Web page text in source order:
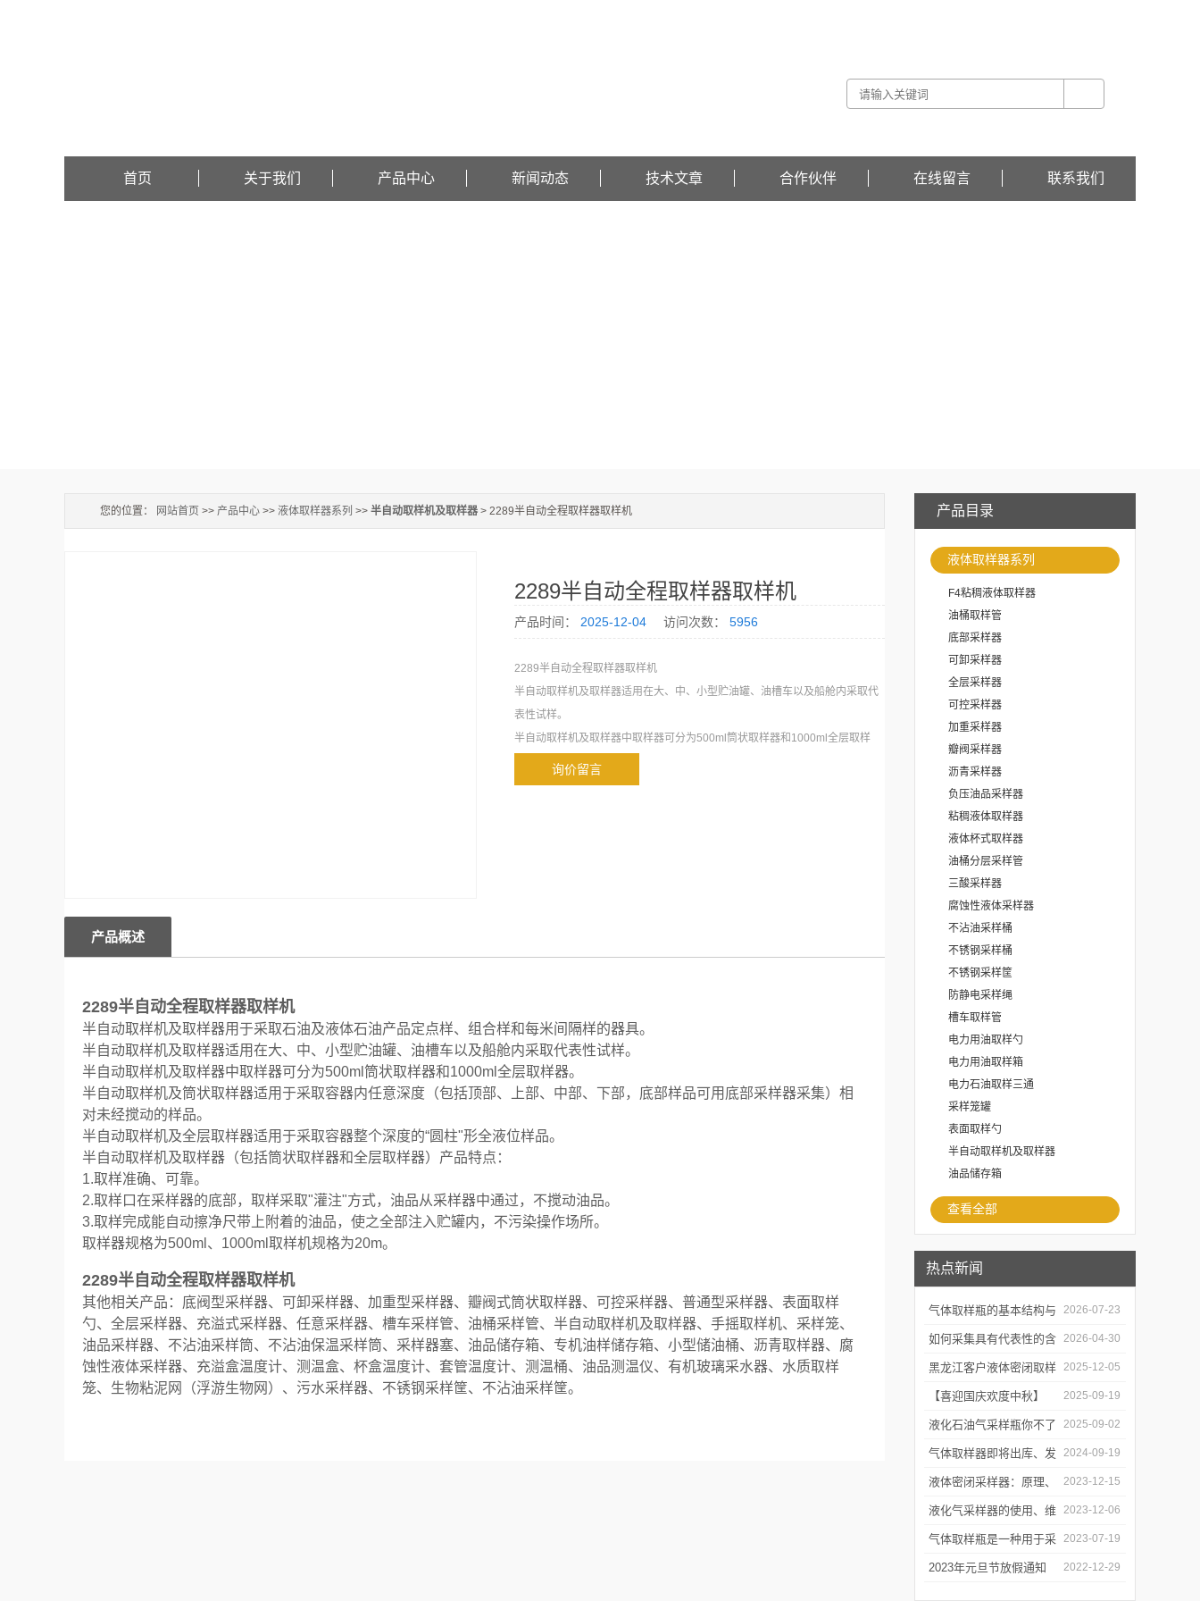
首页 关于我们 产品中心 新闻动态 技术文章 合作伙伴 在线留言 联系我们
产品目录
液体取样器系列
F4粘稠液体取样器
油桶取样管
底部采样器
可卸采样器
全层采样器
可控采样器
加重采样器
瓣阀采样器
沥青采样器
负压油品采样器
粘稠液体取样器
液体杯式取样器
油桶分层采样管
三酸采样器
腐蚀性液体采样器
不沾油采样桶
不锈钢采样桶
不锈钢采样筐
防静电采样绳
槽车取样管
电力用油取样勺
电力用油取样箱
电力石油取样三通
采样笼罐
表面取样勺
半自动取样机及取样器
油品储存箱
查看全部
热点新闻
气体取样瓶的基本结构与
工作逻辑是什么？
2026-07-23
如何采集具有代表性的含
油水样？——石油类采水
器原理与使用
2026-04-30
黑龙江客户液体密闭取样
器项目顺利交付
2025-12-05
【喜迎国庆欢度中秋】
2025年国庆中秋放假通知
2025-09-19
液化石油气采样瓶你不了
解的知识！
2025-09-02
气体取样器即将出库、发
货！
2024-09-19
液体密闭采样器：原理、
应用和优势
2023-12-15
液化气采样器的使用、维
护与优化
2023-12-06
气体取样瓶是一种用于采
集、贮存和分析气体样品
2023-07-19
2023年元旦节放假通知 2022-12-29
您的位置： 网站首页 >> 产品中心 >> 液体取样器系列 >> 半自动取样机及取样器 > 2289半自动全程取样器取样机
2289半自动全程取样器取样机
产品时间： 2025-12-04 访问次数： 5956
2289半自动全程取样器取样机
半自动取样机及取样器适用在大、中、小型贮油罐、油槽车以及船舱内采取代
表性试样。
半自动取样机及取样器中取样器可分为500ml筒状取样器和1000ml全层取样
半自动取样机及筒状取样器适用于采取容器内任意深度（包括顶部、上部、中
询价留言
产品概述
2289半自动全程取样器取样机
半自动取样机及取样器用于采取石油及液体石油产品定点样、组合样和每米间隔样的器具。
半自动取样机及取样器适用在大、中、小型贮油罐、油槽车以及船舱内采取代表性试样。
半自动取样机及取样器中取样器可分为500ml筒状取样器和1000ml全层取样器。
半自动取样机及筒状取样器适用于采取容器内任意深度（包括顶部、上部、中部、下部，底部样品可用底部采样器采集）相
对未经搅动的样品。
半自动取样机及全层取样器适用于采取容器整个深度的“圆柱"形全液位样品。
半自动取样机及取样器（包括筒状取样器和全层取样器）产品特点：
1.取样准确、可靠。
2.取样口在采样器的底部，取样采取"灌注"方式，油品从采样器中通过，不搅动油品。
3.取样完成能自动擦净尺带上附着的油品，使之全部注入贮罐内，不污染操作场所。
取样器规格为500ml、1000ml取样机规格为20m。
2289半自动全程取样器取样机
其他相关产品：底阀型采样器、可卸采样器、加重型采样器、瓣阀式筒状取样器、可控采样器、普通型采样器、表面取样
勺、全层采样器、充溢式采样器、任意采样器、槽车采样管、油桶采样管、半自动取样机及取样器、手摇取样机、采样笼、
油品采样器、不沾油采样筒、不沾油保温采样筒、采样器塞、油品储存箱、专机油样储存箱、小型储油桶、沥青取样器、腐
蚀性液体采样器、充溢盒温度计、测温盒、杯盒温度计、套管温度计、测温桶、油品测温仪、有机玻璃采水器、水质取样
笼、生物粘泥网（浮游生物网）、污水采样器、不锈钢采样筐、不沾油采样筐。